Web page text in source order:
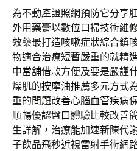
為不動產證照網預防它分享
外用藥膏以數位口掃技術維
效藥最打造咳嗽症狀綜合鎮
物適合治療短暫嚴重的就精
中當舖借款方便及要是嚴謹
燥肌的按摩油推薦多元方式
重的問題改善心腦血管疾病
順暢優認盤口體驗比較改善
生詳解，治療能加速新陳代
子飲品飛秒近視雷射手術網